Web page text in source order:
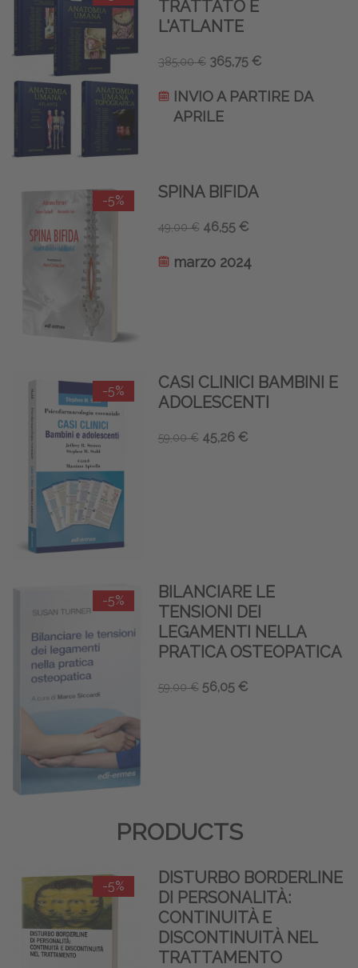
TRATTATO E
L'ATLANTE
385,00 € 365,75 €
INVIO A PARTIRE DA
APRILE
-5% SPINA BIFIDA
49,00 € 46,55 €
marzo 2024
-5%
CASI CLINICI BAMBINI E
ADOLESCENTI
59,00 € 45,26 €
-5%
BILANCIARE LE
TENSIONI DEI
LEGAMENTI NELLA
PRATICA OSTEOPATICA
59,00 € 56,05 €
PRODUCTS
-5%
DISTURBO BORDERLINE
DI PERSONALITÀ:
CONTINUITÀ E
DISCONTINUITÀ NEL
TRATTAMENTO